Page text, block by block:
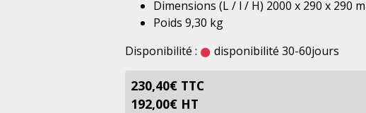
Dimensions (L / l / H) 2000 x 290 x 290
Poids 9,30 kg
Disponibilité :
disponibilité 30-60jours
230,40€ TTC
192,00€ HT